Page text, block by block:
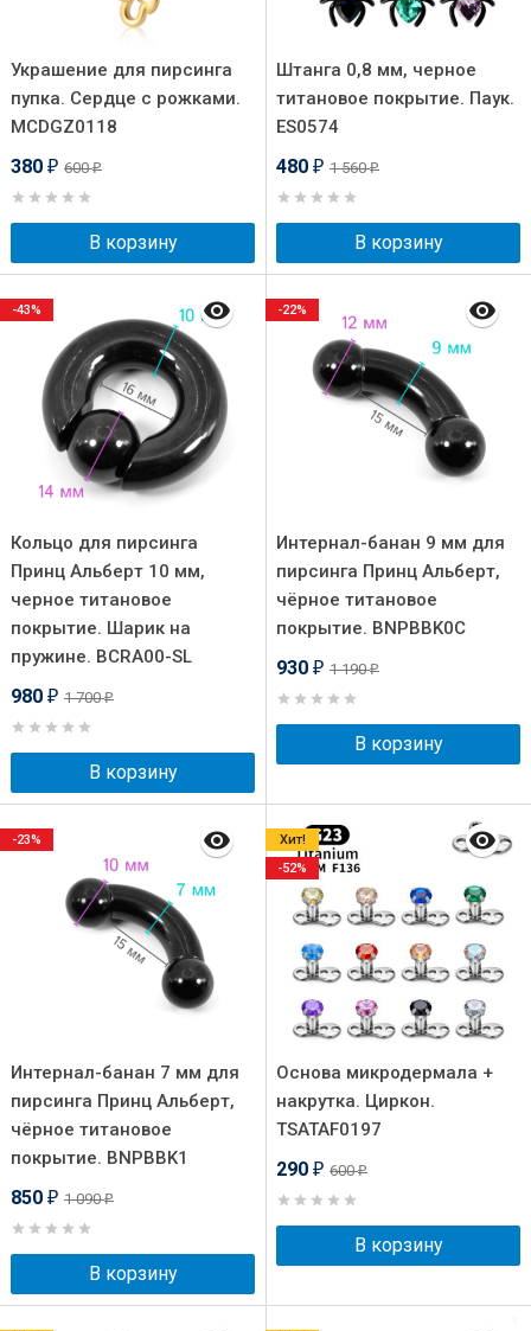
Украшение для пирсинга
пупка. Сердце с рожками.
MCDGZ0118
380 ₽ 600₽
В корзину
Штанга 0,8 мм, черное
титановое покрытие. Паук.
ES0574
480 ₽ 1 560₽
В корзину
Кольцо для пирсинга
Принц Альберт 10 мм,
черное титановое
покрытие. Шарик на
пружине. BCRA00-SL
980 ₽ 1 700₽
В корзину
-43%
Интернал-банан 9 мм для
пирсинга Принц Альберт,
чёрное титановое
покрытие. BNPBBK0C
930 ₽ 1 190₽
В корзину
-22%
Интернал-банан 7 мм для
пирсинга Принц Альберт,
чёрное титановое
покрытие. BNPBBK1
850 ₽ 1 090₽
В корзину
-23%
Основа микродермала +
накрутка. Циркон.
TSATAF0197
290 ₽ 600₽
В корзину
Хит!
-52%